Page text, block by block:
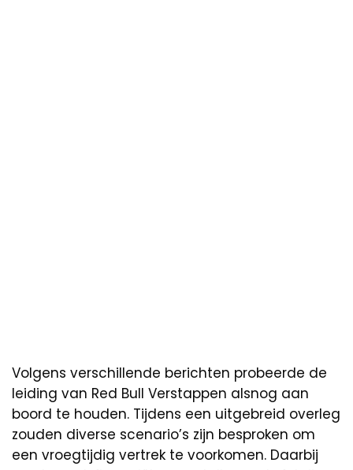
Volgens verschillende berichten probeerde de
leiding van Red Bull Verstappen alsnog aan
boord te houden. Tijdens een uitgebreid overleg
zouden diverse scenario’s zijn besproken om
een vroegtijdig vertrek te voorkomen. Daarbij